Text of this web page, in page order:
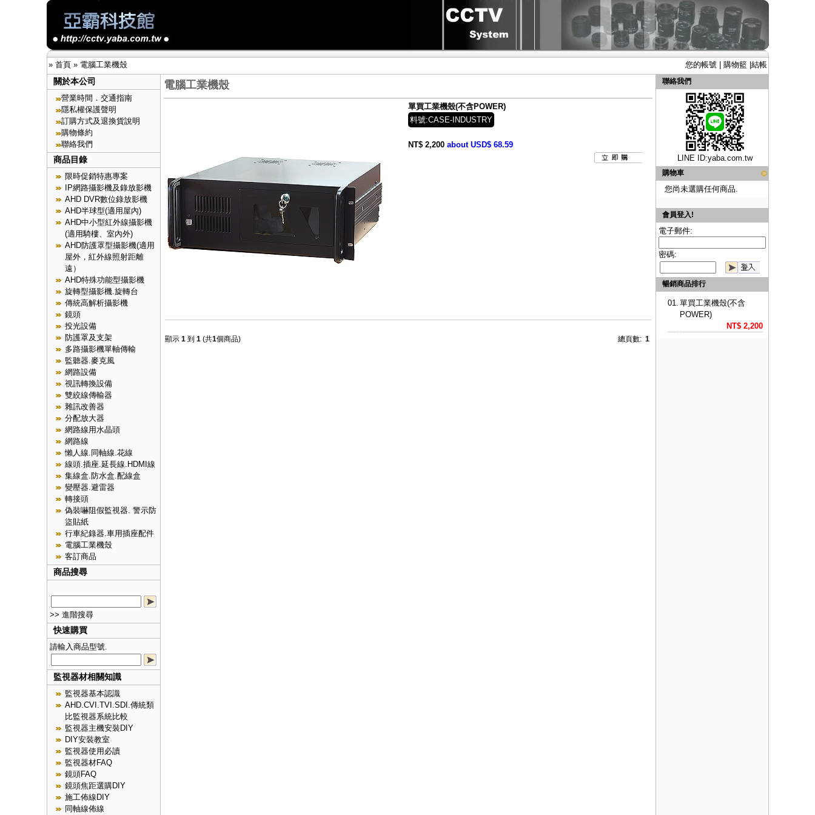
» 首頁» 電腦工業機殼 您的帳號| 購物籃| 結帳
關於本公司
營業時間．交通指南
隱私權保護聲明
訂購方式及退換貨說明
購物條約
聯絡我們
商品目錄
限時促銷特惠專案
IP網路攝影機及錄放影機
AHD DVR數位錄放影機
AHD半球型(適用屋內)
AHD中小型紅外線攝影機
(適用騎樓、室內外)
AHD防護罩型攝影機(適用
屋外，紅外線照射距離
遠）
AHD特殊功能型攝影機
旋轉型攝影機.旋轉台
傳統高解析攝影機
鏡頭
投光設備
防護罩及支架
多路攝影機單軸傳輸
監聽器.麥克風
網路設備
視訊轉換設備
雙絞線傳輸器
雜訊改善器
分配放大器
網路線用水晶頭
網路線
懶人線.同軸線.花線
線頭.插座.延長線.HDMI線
集線盒.防水盒.配線盒
變壓器.避雷器
轉接頭
偽裝嚇阻假監視器. 警示防
盜貼紙
行車紀錄器.車用插座配件
電腦工業機殼
客訂商品
商品搜尋
>> 進階搜尋
快速購買
請輸入商品型號.
監視器材相關知識
監視器基本認識
AHD.CVI.TVI.SDI.傳統類
比監視器系統比較
監視器主機安裝DIY
DIY安裝教室
監視器使用必讀
監視器材FAQ
鏡頭FAQ
鏡頭焦距選購DIY
施工佈線DIY
同軸線佈線
電腦工業機殼
單買工業機殼(不含POWER)
料號:CASE-INDUSTRY
NT$ 2,200 about USD$ 68.59
顯示 1到 1(共1個商品) 總頁數: 1
聯絡我們
LINE ID:yaba.com.tw
購物車
您尚未選購任何商品.
會員登入!
電子郵件:
密碼:
暢銷商品排行
01. 單買工業機殼(不含
POWER)
NT$ 2,200